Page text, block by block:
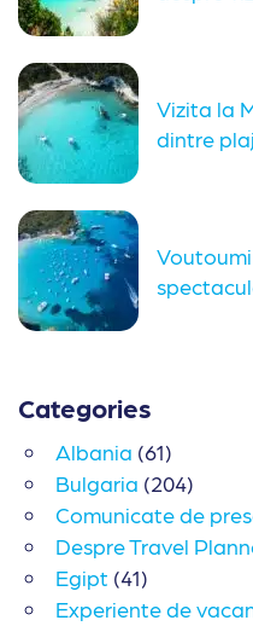
Vizita la
dintre
Categories
Albania (61)
Bulgaria (204)
Comunicate de
Despre Travel
Egipt (41)
Experiente de